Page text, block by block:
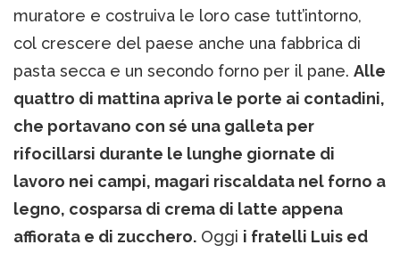
muratore e costruiva le loro case tutt’intorno,
col crescere del paese anche una fabbrica di
pasta secca e un secondo forno per il pane. Alle
quattro di mattina apriva le porte ai contadini,
che portavano con sé una galleta per
rifocillarsi durante le lunghe giornate di
lavoro nei campi, magari riscaldata nel forno a
legno, cosparsa di crema di latte appena
affiorata e di zucchero. Oggi i fratelli Luis ed